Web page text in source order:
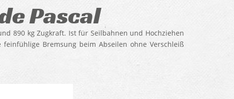
Pascal
890 kg Zugkraft. Ist für Seilbahnen und Hochziehen
Bremsung beim Abseilen ohne Verschleiß